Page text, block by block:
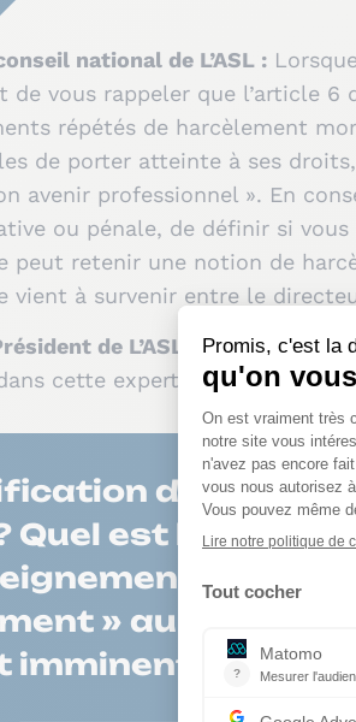
national de L’ASL :
de vous rappeler que l’article
répétés de harcèlement
de porter atteinte à ses
avenir professionnel ». En
ou pénale, de définir si
peut retenir une notion de
vient à survenir entre le
de L’ASL (2019-2024) :
cette expertise
de
Quel est le rôle et
» au registre
imminent ?